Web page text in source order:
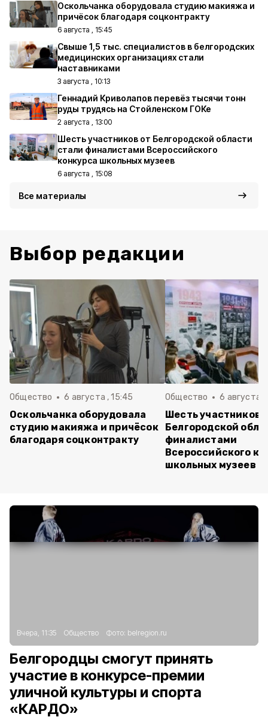
Оскольчанка оборудовала студию макияжа и
причёсок благодаря соцконтракту
6 августа , 15:45
Свыше 1,5 тыс. специалистов в белгородских
медицинских организациях стали
наставниками
3 августа , 10:13
Геннадий Криволапов перевёз тысячи тонн
руды трудясь на Стойленском ГОКе
2 августа , 13:00
Шесть участников от Белгородской области
стали финалистами Всероссийского
конкурса школьных музеев
6 августа , 15:08
Все материалы
Выбор редакции
Общество 6 августа , 15:45
Оскольчанка оборудовала
студию макияжа и причёсок
благодаря соцконтракту
Общество 6 августа ,
Шесть участников
Белгородской
финалистами
Всероссийского
школьных музеев
Вчера, 11:35 Общество Фото: belregion.ru
Белгородцы смогут принять
участие в конкурсе-премии
уличной культуры и спорта
«КАРДО»